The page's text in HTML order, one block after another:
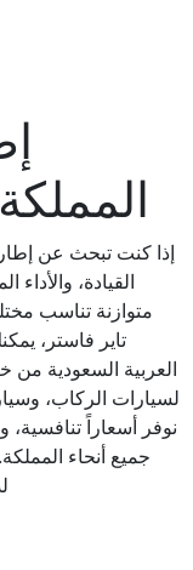
إذا كنت تبحث عن
القيادة،
متوازنة تناسب
تاير فاستر،
العربية السعودية
لسيارات الركاب،
نوفر أسعاراً
جميع أنحاء